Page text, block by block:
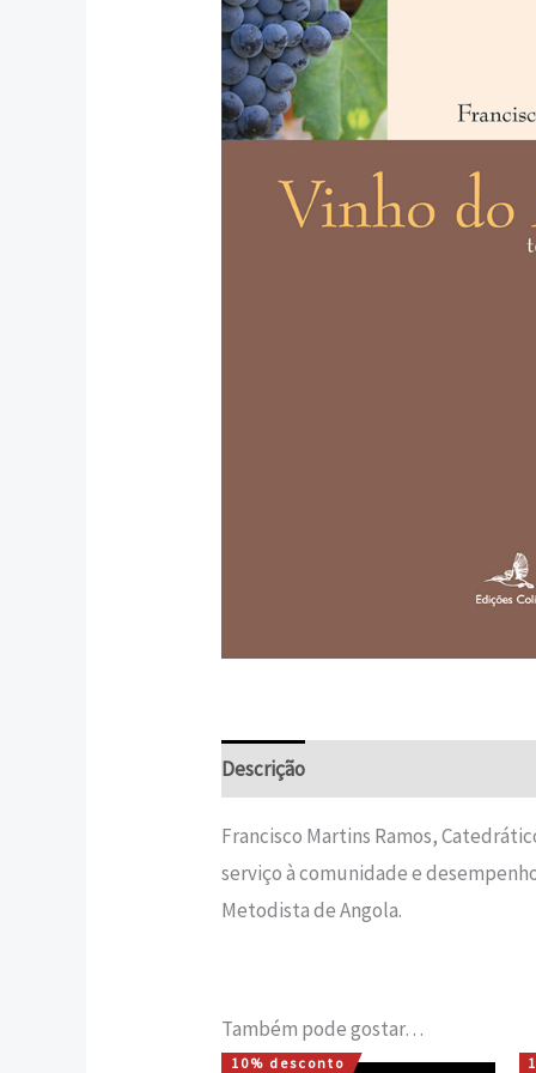
Descrição
Francisco Martins Ramos,
serviço à comunidade e
Metodista de Angola.
Também pode gostar…
10% desconto